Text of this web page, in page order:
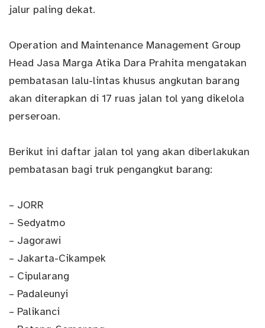
jalur paling dekat.
Operation and Maintenance Management Group
Head Jasa Marga Atika Dara Prahita mengatakan
pembatasan lalu-lintas khusus angkutan barang
akan diterapkan di 17 ruas jalan tol yang dikelola
perseroan.
Berikut ini daftar jalan tol yang akan diberlakukan
pembatasan bagi truk pengangkut barang:
– JORR
– Sedyatmo
– Jagorawi
– Jakarta-Cikampek
– Cipularang
– Padaleunyi
– Palikanci